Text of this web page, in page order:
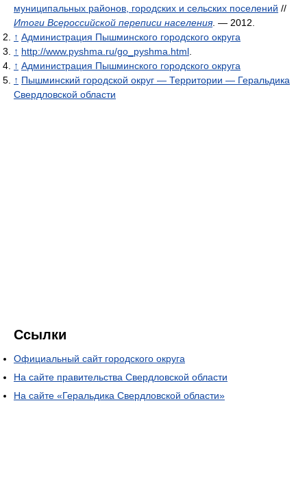
муниципальных районов, городских и сельских поселений //
Итоги Всероссийской переписи населения. — 2012.
↑ Администрация Пышминского городского округа
↑ http://www.pyshma.ru/go_pyshma.html
↑ Администрация Пышминского городского округа
↑ Пышминский городской округ — Территории — Геральдика
Свердловской области
Ссылки
Официальный сайт городского округа
На сайте правительства Свердловской области
На сайте «Геральдика Свердловской области»